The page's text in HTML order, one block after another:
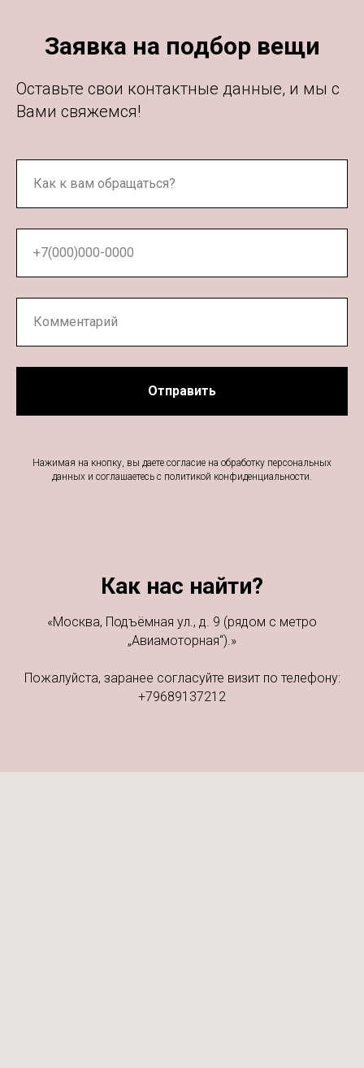
Заявка на подбор вещи
Оставьте свои контактные данные, и мы с
Вами свяжемся!
Отправить
Нажимая на кнопку, вы даете согласие на обработку персональных
данных и соглашаетесь c политикой конфиденциальности.
Как нас найти?
«Москва, Подъёмная ул., д. 9 (рядом с метро
„Авиамоторная“).»
Пожалуйста, заранее согласуйте визит по телефону:
+79689137212